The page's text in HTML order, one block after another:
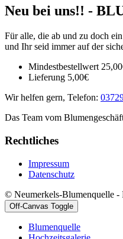
Neu bei uns!! -
Für alle, die ab und zu doch
und Ihr seid immer auf der
Mindestbestellwert
Lieferung 5,00€
Wir helfen gern, Telefon:
Das Team vom
Rechtliches
Impressum
Datenschutz
© Neumerkels-Blumenquelle
Off-Canvas Toggle
Blumenquelle